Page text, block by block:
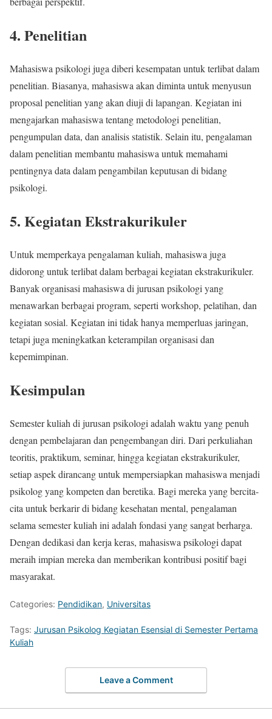
4. Penelitian
Mahasiswa psikologi juga diberi kesempatan untuk terlibat dalam
penelitian. Biasanya, mahasiswa akan diminta untuk menyusun
proposal penelitian yang akan diuji di lapangan. Kegiatan ini
mengajarkan mahasiswa tentang metodologi penelitian,
pengumpulan data, dan analisis statistik. Selain itu, pengalaman
dalam penelitian membantu mahasiswa untuk memahami
pentingnya data dalam pengambilan keputusan di bidang
psikologi.
5. Kegiatan Ekstrakurikuler
Untuk memperkaya pengalaman kuliah, mahasiswa juga
didorong untuk terlibat dalam berbagai kegiatan ekstrakurikuler.
Banyak organisasi mahasiswa di jurusan psikologi yang
menawarkan berbagai program, seperti workshop, pelatihan, dan
kegiatan sosial. Kegiatan ini tidak hanya memperluas jaringan,
tetapi juga meningkatkan keterampilan organisasi dan
kepemimpinan.
Kesimpulan
Semester kuliah di jurusan psikologi adalah waktu yang penuh
dengan pembelajaran dan pengembangan diri. Dari perkuliahan
teoritis, praktikum, seminar, hingga kegiatan ekstrakurikuler,
setiap aspek dirancang untuk mempersiapkan mahasiswa menjadi
psikolog yang kompeten dan beretika. Bagi mereka yang bercita-
cita untuk berkarir di bidang kesehatan mental, pengalaman
selama semester kuliah ini adalah fondasi yang sangat berharga.
Dengan dedikasi dan kerja keras, mahasiswa psikologi dapat
meraih impian mereka dan memberikan kontribusi positif bagi
masyarakat.
Categories: Pendidikan, Universitas
Tags: Jurusan Psikolog Kegiatan Esensial di Semester Pertama
Kuliah
Leave a Comment